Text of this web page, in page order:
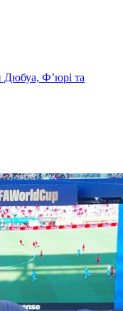
Дюбуа, Ф’юрі та